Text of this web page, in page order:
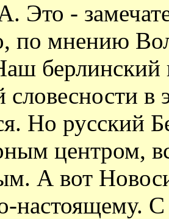
-
по мнению
берлинский
словесности в
Но русский
центром,
А вот
настоящему.